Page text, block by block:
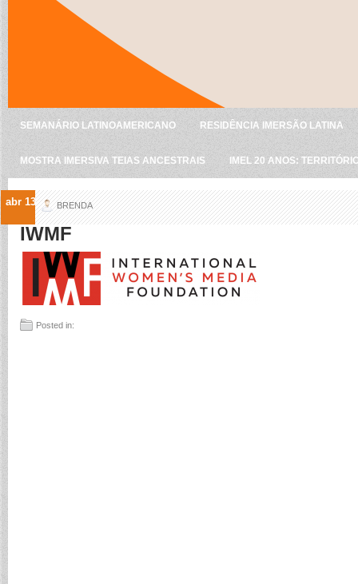
SEMANÁRIO LATINOAMERICANO RESIDÊNCIA IMERSÃO LATINA
MOSTRA IMERSIVA TEIAS ANCESTRAIS IMEL 20 ANOS:
abr 13 BRENDA
IWMF
Posted in: